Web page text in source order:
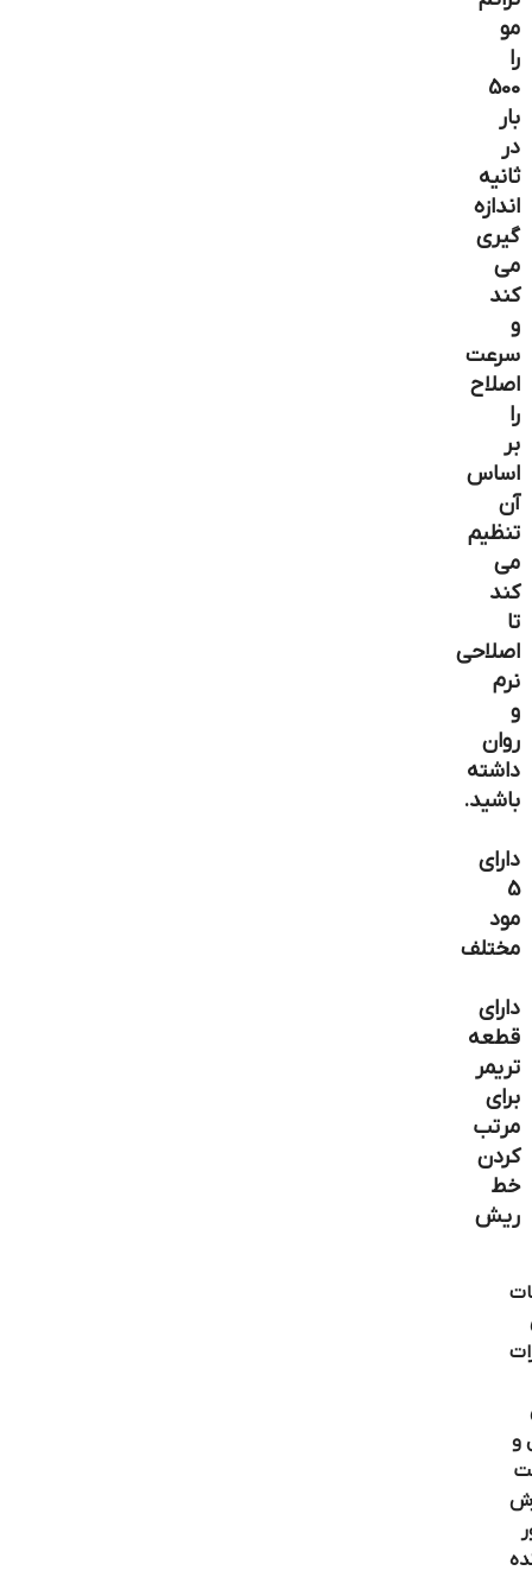
مو
را
500
بار
در
ثانیه
اندازه
گیری
می
کند
و
سرعت
اصلاح
را
بر
اساس
آن
تنظیم
می
کند
تا
اصلاحی
نرم
و
روان
داشته
باشید.
دارای
5
مود
مختلف
دارای
قطعه
تریمر
برای
مرتب
کردن
خط
ریش
و